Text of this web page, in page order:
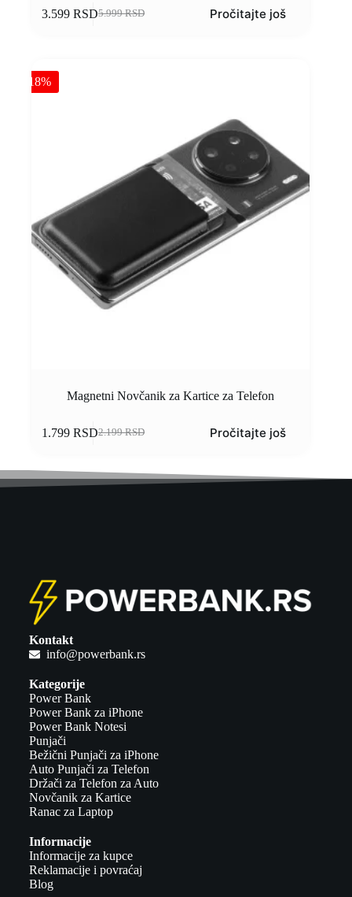
5.999RSD
3.599RSD Pročitajte još
-18%
Magnetni Novčanik za Kartice za Telefon
2.199RSD
1.799RSD Pročitajte još
Kontakt
info@powerbank.rs
Kategorije
Power Bank
Power Bank za iPhone
Power Bank Notesi
Punjači
Bežični Punjači za iPhone
Auto Punjači za Telefon
Držači za Telefon za Auto
Novčanik za Kartice
Ranac za Laptop
Informacije
Informacije za kupce
Reklamacije i povraćaj
Blog